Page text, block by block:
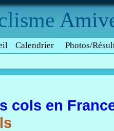
Calendrier Photos/
cols en